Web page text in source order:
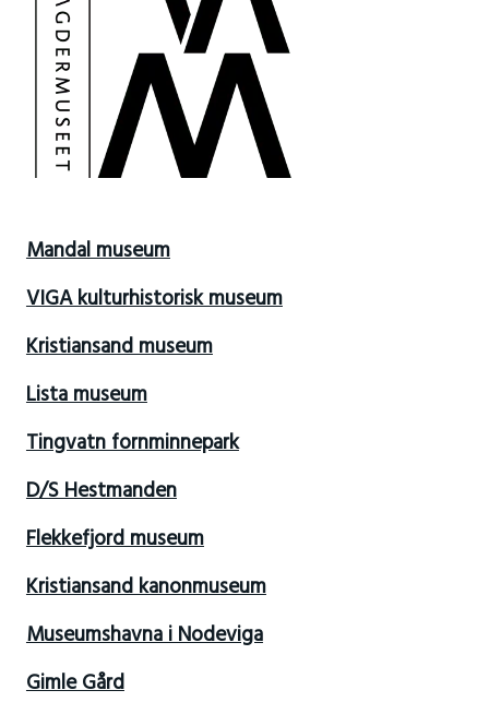
Mandal museum
VIGA kulturhistorisk museum
Kristiansand museum
Lista museum
Tingvatn fornminnepark
D/S Hestmanden
Flekkefjord museum
Kristiansand kanonmuseum
Museumshavna i Nodeviga
Gimle Gård